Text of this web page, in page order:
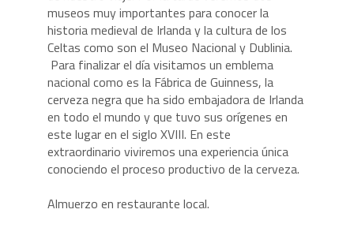
museos muy importantes para conocer la
historia medieval de Irlanda y la cultura de los
Celtas como son el Museo Nacional y Dublinia.
Para finalizar el día visitamos un emblema
nacional como es la Fábrica de Guinness, la
cerveza negra que ha sido embajadora de Irlanda
en todo el mundo y que tuvo sus orígenes en
este lugar en el siglo XVIII. En este
extraordinario viviremos una experiencia única
conociendo el proceso productivo de la cerveza.
Almuerzo en restaurante local.